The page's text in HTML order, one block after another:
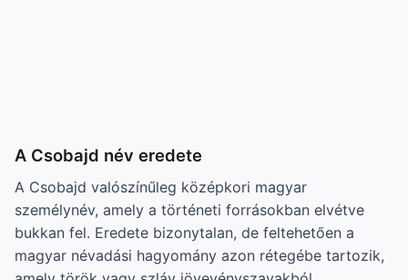
A Csobajd név eredete
A Csobajd valószínűleg középkori magyar
személynév, amely a történeti forrásokban elvétve
bukkan fel. Eredete bizonytalan, de feltehetően a
magyar névadási hagyomány azon rétegébe tartozik,